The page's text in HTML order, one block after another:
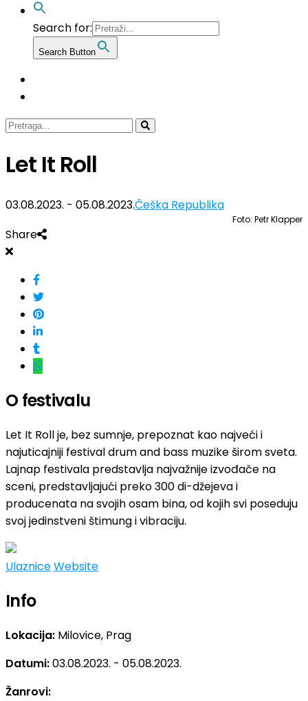
Search for:
Search Button
Let It Roll
03.08.2023. - 05.08.2023.Češka Republika
Foto: Petr Klapper
Share
O festivalu
Let It Roll je, bez sumnje, prepoznat kao najveći i
najuticajniji festival drum and bass muzike širom sveta.
Lajnap festivala predstavlja najvažnije izvođače na
sceni, predstavljajući preko 300 di-džejeva i
producenata na svojih osam bina, od kojih svi poseduju
svoj jedinstveni štimung i vibraciju.
UlazniceWebsite
Info
Lokacija: Milovice, Prag
Datumi:03.08.2023. - 05.08.2023.
Žanrovi: